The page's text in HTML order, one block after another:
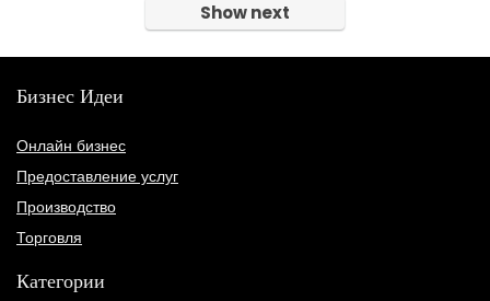
Show next
Бизнес Идеи
Онлайн бизнес
Предоставление услуг
Производство
Торговля
Категории